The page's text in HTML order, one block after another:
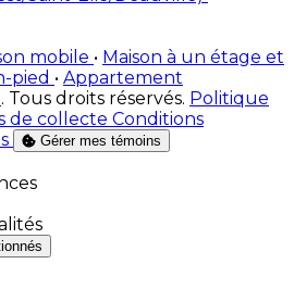
mobile • Maison à un étage et
pied • Appartement
. Tous droits réservés. Politique
de collecte Conditions
Gérer mes témoins